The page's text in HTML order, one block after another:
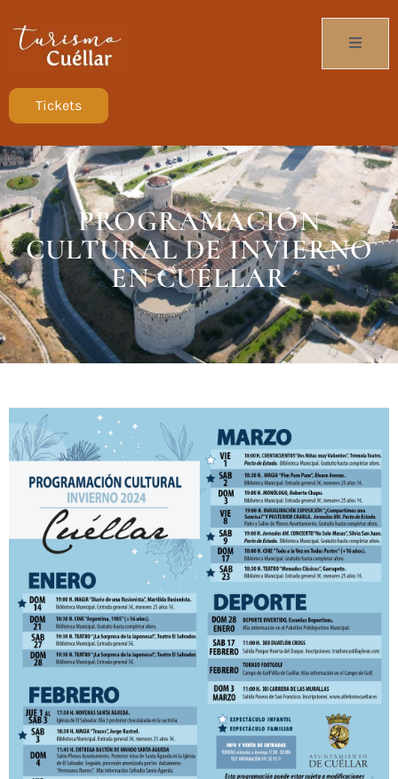
Tickets
PROGRAMACIÓN
CULTURAL DE INVIERNO
EN CUÉLLAR